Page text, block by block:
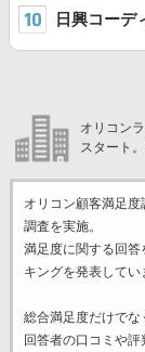
日興コーデ
オリコン
スタート
オリコン顧客満足
調査を実施。
満足度に関する回
キングを発表してい
総合満足度だけでな
回答者の口コミや評